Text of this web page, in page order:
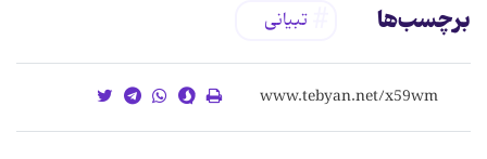
برچسب‌ها تبیانی